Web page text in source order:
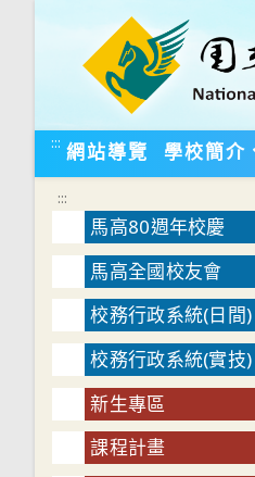
::: 網站導覽 學校簡介
:::
馬高80週年校慶
馬高全國校友會
校務行政系統(日間)
校務行政系統(實技)
新生專區
課程計畫